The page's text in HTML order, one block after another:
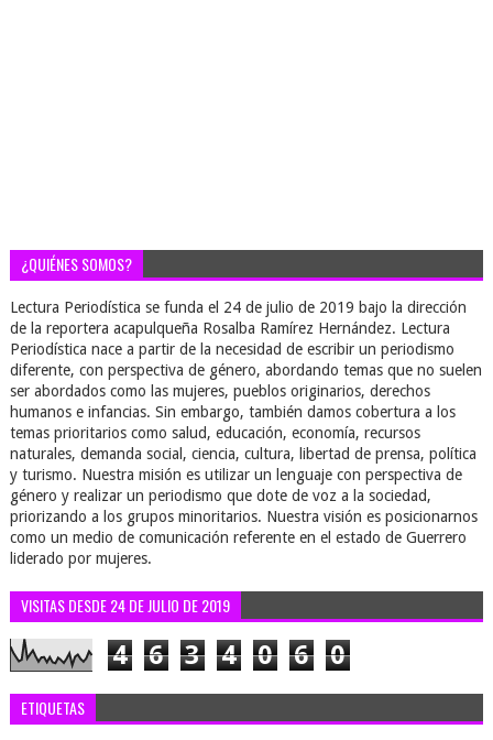
¿QUIÉNES SOMOS?
Lectura Periodística se funda el 24 de julio de 2019 bajo la dirección
de la reportera acapulqueña Rosalba Ramírez Hernández. Lectura
Periodística nace a partir de la necesidad de escribir un periodismo
diferente, con perspectiva de género, abordando temas que no suelen
ser abordados como las mujeres, pueblos originarios, derechos
humanos e infancias. Sin embargo, también damos cobertura a los
temas prioritarios como salud, educación, economía, recursos
naturales, demanda social, ciencia, cultura, libertad de prensa, política
y turismo. Nuestra misión es utilizar un lenguaje con perspectiva de
género y realizar un periodismo que dote de voz a la sociedad,
priorizando a los grupos minoritarios. Nuestra visión es posicionarnos
como un medio de comunicación referente en el estado de Guerrero
liderado por mujeres.
VISITAS DESDE 24 DE JULIO DE 2019
4 6 3 4 0 6 0
ETIQUETAS